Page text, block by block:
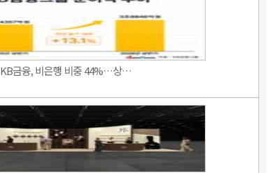
KB금융, 비은행 비중 44%…상…